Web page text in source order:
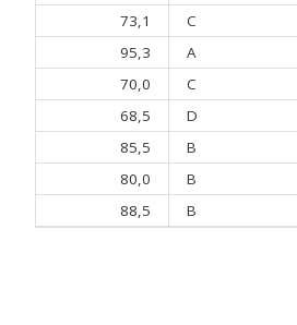
73,1
C
95,3
A
70,0
C
68,5
D
85,5
B
80,0
B
88,5
B